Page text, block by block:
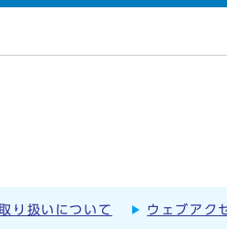
り扱いについて ウェブアク